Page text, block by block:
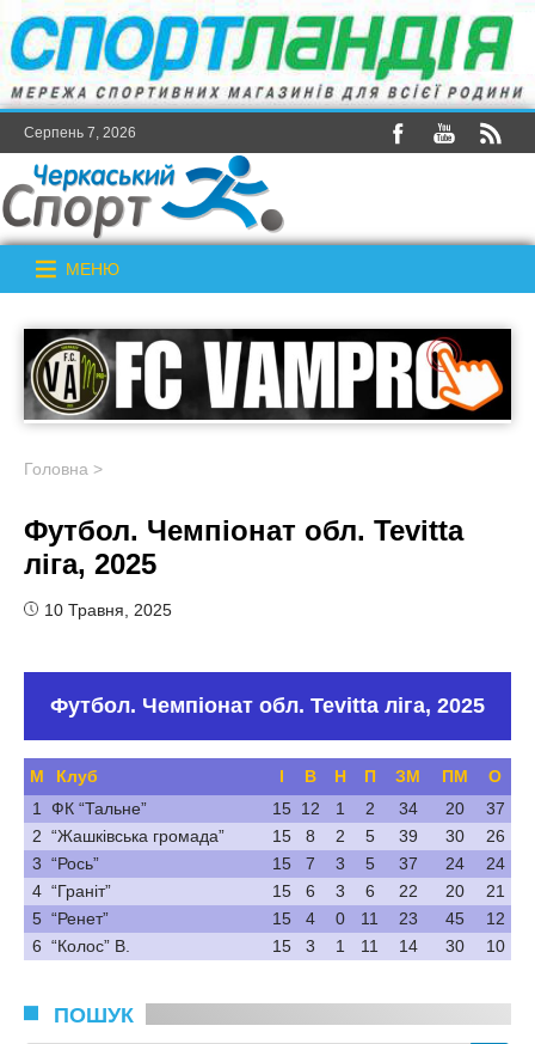
Серпень 7, 2026
МЕНЮ
Головна >
Футбол. Чемпіонат обл. Tevitta
ліга, 2025
10 Травня, 2025
Футбол. Чемпіонат обл. Tevitta ліга, 2025
М Клуб І В Н П ЗМ ПМ
О
1
ФК “Тальне” 15 12 1 2 34 20
37
2 “Жашківська громада” 15 8 2 5 39 30
26
3 “Рось” 15 7 3 5 37 24
24
4 “Граніт” 15 6 3 6 22 20
21
5 “Ренет” 15 4 0 11 23 45
12
6 “Колос” В. 15 3 1 11 14 30 10
ПОШУК